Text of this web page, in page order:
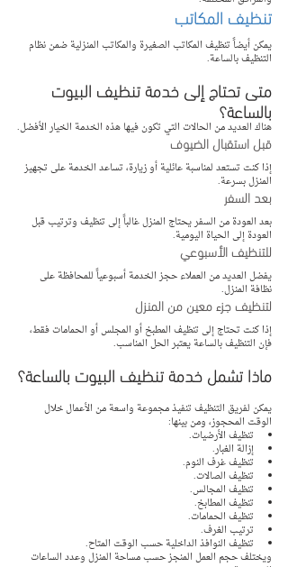
تنظيف المكاتب
يمكن أيضاً تنظيف المكاتب الصغيرة والمكاتب المنزلية ضمن نظام
التنظيف بالساعة.
متى تحتاج إلى خدمة تنظيف البيوت
بالساعة؟
هناك العديد من الحالات التي تكون فيها هذه الخدمة الخيار الأفضل.
قبل استقبال الضيوف
إذا كنت تستعد لمناسبة عائلية أو زيارة، تساعد الخدمة على تجهيز
المنزل بسرعة.
بعد السفر
بعد العودة من السفر يحتاج المنزل غالباً إلى تنظيف وترتيب قبل
العودة إلى الحياة اليومية.
للتنظيف الأسبوعي
يفضل العديد من العملاء حجز الخدمة أسبوعياً للمحافظة على
نظافة المنزل.
لتنظيف جزء معين من المنزل
إذا كنت تحتاج إلى تنظيف المطبخ أو المجلس أو الحمامات فقط،
فإن التنظيف بالساعة يعتبر الحل المناسب.
ماذا تشمل خدمة تنظيف البيوت بالساعة؟
يمكن لفريق التنظيف تنفيذ مجموعة واسعة من الأعمال خلال
الوقت المحجوز، ومن بينها:
تنظيف الأرضيات.
إزالة الغبار.
تنظيف غرف النوم.
تنظيف الصالات.
تنظيف المجالس.
تنظيف المطابخ.
تنظيف الحمامات.
ترتيب الغرف.
تنظيف النوافذ الداخلية حسب الوقت المتاح.
ويختلف حجم العمل المنجز حسب مساحة المنزل وعدد الساعات